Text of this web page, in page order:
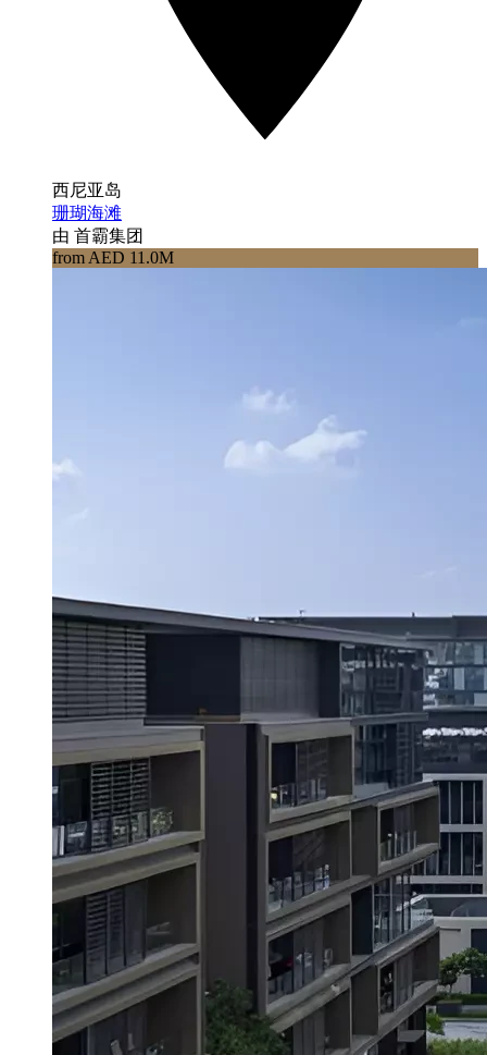
西尼亚岛
珊瑚海滩
由 首霸集团
from AED 11.0M